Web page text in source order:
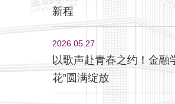
新程
2026.05.27
以歌声赴青春之约！金融
花”圆满绽放